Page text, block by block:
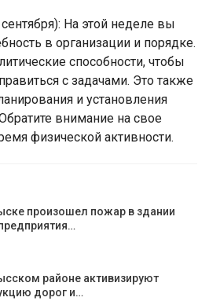
На этой неделе вы
в организации и порядке.
способности, чтобы
с задачами. Это также
и установления
внимание на свое
физической активности.
произошел пожар в здании
районе активизируют
дорог и…